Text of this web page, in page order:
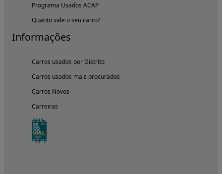
Programa Usados ACAP
Quanto vale o seu carro?
Informações
Carros usados por Distrito
Carros usados mais procurados
Carros Novos
Carreiras